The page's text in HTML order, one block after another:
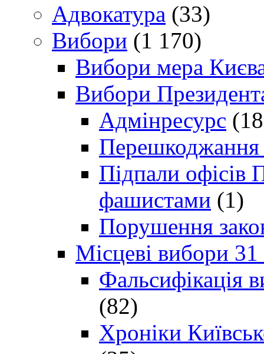
Адвокатура (33)
Вибори (1 170)
Вибори мера
Вибори
Адмінресурс
Перешкоджання
Підпали офісів
фашистами (1)
Порушення
Місцеві вибори
Фальсифікація
(82)
Хроніки